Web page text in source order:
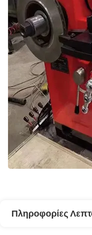
Πληροφορίες